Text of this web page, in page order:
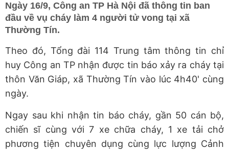
Ngày 16/9, Công an TP Hà Nội đã thông tin ban
đầu về vụ cháy làm 4 người tử vong tại xã
Thường Tín.
Theo đó, Tổng đài 114 Trung tâm thông tin chỉ
huy Công an TP nhận được tin báo xảy ra cháy tại
thôn Văn Giáp, xã Thường Tín vào lúc 4h40' cùng
ngày.
Ngay sau khi nhận tin báo cháy, gần 50 cán bộ,
chiến sĩ cùng với 7 xe chữa cháy, 1 xe tải chở
phương tiện chuyên dụng cùng lực lượng Cảnh